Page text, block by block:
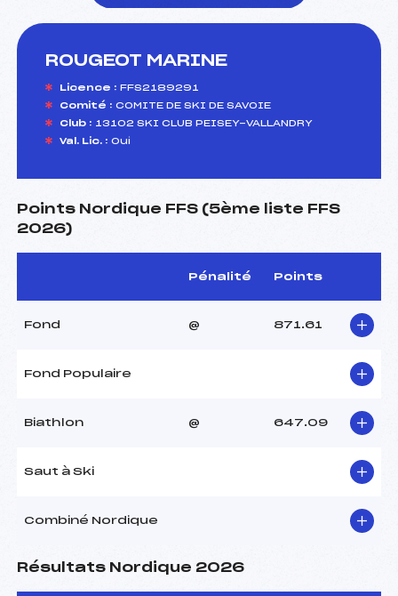
ROUGEOT MARINE
Licence : FFS2189291
Comité : COMITE DE SKI DE SAVOIE
Club : 13102 SKI CLUB PEISEY-VALLANDRY
Val. Lic. : Oui
Points Nordique FFS (5ème liste FFS
2026)
Pénalité Points
Fond @ 871.61
Fond Populaire
Biathlon @ 647.09
Saut à Ski
Combiné Nordique
Résultats Nordique 2026